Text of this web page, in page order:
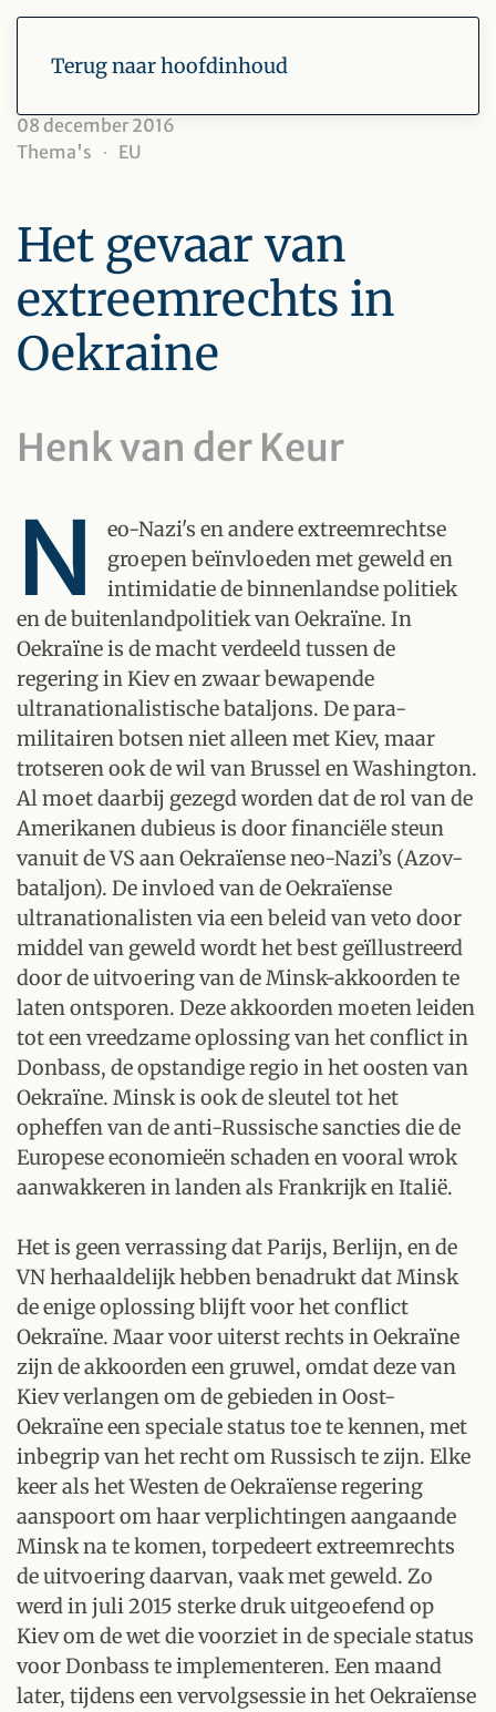
Terug naar hoofdinhoud
08 december 2016
Thema's
EU
Het gevaar van
extreemrechts in
Oekraine
Henk van der Keur
N
eo-Nazi's en andere extreemrechtse
groepen beïnvloeden met geweld en
intimidatie de binnenlandse politiek
en de buitenlandpolitiek van Oekraïne. In
Oekraïne is de macht verdeeld tussen de
regering in Kiev en zwaar bewapende
ultranationalistische bataljons. De para-
militairen botsen niet alleen met Kiev, maar
trotseren ook de wil van Brussel en Washington.
Al moet daarbij gezegd worden dat de rol van de
Amerikanen dubieus is door financiële steun
vanuit de VS aan Oekraïense neo-Nazi’s (Azov-
bataljon). De invloed van de Oekraïense
ultranationalisten via een beleid van veto door
middel van geweld wordt het best geïllustreerd
door de uitvoering van de Minsk-akkoorden te
laten ontsporen. Deze akkoorden moeten leiden
tot een vreedzame oplossing van het conflict in
Donbass, de opstandige regio in het oosten van
Oekraïne. Minsk is ook de sleutel tot het
opheffen van de anti-Russische sancties die de
Europese economieën schaden en vooral wrok
aanwakkeren in landen als Frankrijk en Italië.
Het is geen verrassing dat Parijs, Berlijn, en de
VN herhaaldelijk hebben benadrukt dat Minsk
de enige oplossing blijft voor het conflict
Oekraïne. Maar voor uiterst rechts in Oekraïne
zijn de akkoorden een gruwel, omdat deze van
Kiev verlangen om de gebieden in Oost-
Oekraïne een speciale status toe te kennen, met
inbegrip van het recht om Russisch te zijn. Elke
keer als het Westen de Oekraïense regering
aanspoort om haar verplichtingen aangaande
Minsk na te komen, torpedeert extreemrechts
de uitvoering daarvan, vaak met geweld. Zo
werd in juli 2015 sterke druk uitgeoefend op
Kiev om de wet die voorziet in de speciale status
voor Donbass te implementeren. Een maand
later, tijdens een vervolgsessie in het Oekraïense